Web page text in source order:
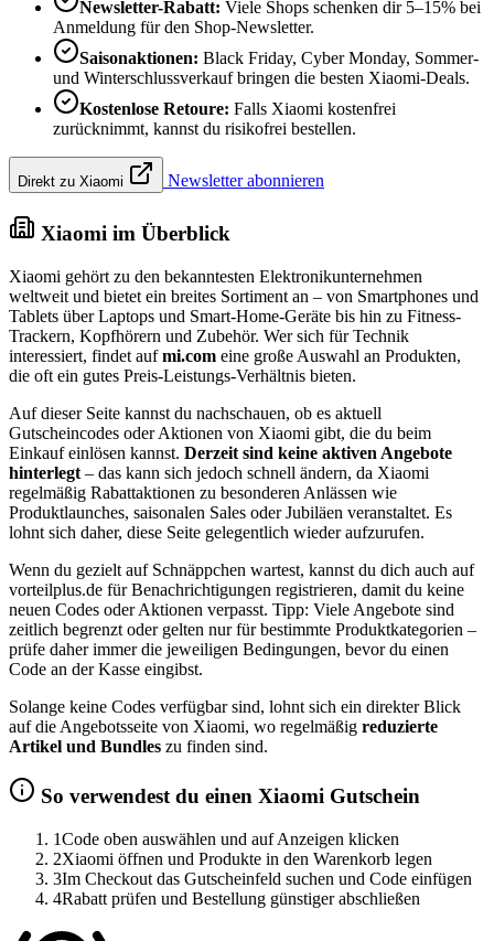
Newsletter-Rabatt: Viele Shops schenken dir 5–15% bei
Anmeldung für den Shop-Newsletter.
Saisonaktionen: Black Friday, Cyber Monday, Sommer-
und Winterschlussverkauf bringen die besten Xiaomi-Deals.
Kostenlose Retoure: Falls Xiaomi kostenfrei
zurücknimmt, kannst du risikofrei bestellen.
Direkt zu Xiaomi Newsletter abonnieren
Xiaomi im Überblick
Xiaomi gehört zu den bekanntesten Elektronikunternehmen
weltweit und bietet ein breites Sortiment an – von Smartphones und
Tablets über Laptops und Smart-Home-Geräte bis hin zu Fitness-
Trackern, Kopfhörern und Zubehör. Wer sich für Technik
interessiert, findet aufmi.com eine große Auswahl an Produkten,
die oft ein gutes Preis-Leistungs-Verhältnis bieten.
Auf dieser Seite kannst du nachschauen, ob es aktuell
Gutscheincodes oder Aktionen von Xiaomi gibt, die du beim
Einkauf einlösen kannst. Derzeit sind keine aktiven Angebote
hinterlegt – das kann sich jedoch schnell ändern, da Xiaomi
regelmäßig Rabattaktionen zu besonderen Anlässen wie
Produktlaunches, saisonalen Sales oder Jubiläen veranstaltet. Es
lohnt sich daher, diese Seite gelegentlich wieder aufzurufen.
Wenn du gezielt auf Schnäppchen wartest, kannst du dich auch auf
vorteilplus.de für Benachrichtigungen registrieren, damit du keine
neuen Codes oder Aktionen verpasst. Tipp: Viele Angebote sind
zeitlich begrenzt oder gelten nur für bestimmte Produktkategorien –
prüfe daher immer die jeweiligen Bedingungen, bevor du einen
Code an der Kasse eingibst.
Solange keine Codes verfügbar sind, lohnt sich ein direkter Blick
auf die Angebotsseite von Xiaomi, wo regelmäßig reduzierte
Artikel und Bundles zu finden sind.
So verwendest du einen Xiaomi Gutschein
1Code oben auswählen und auf Anzeigen klicken
2Xiaomi öffnen und Produkte in den Warenkorb legen
3Im Checkout das Gutscheinfeld suchen und Code einfügen
4Rabatt prüfen und Bestellung günstiger abschließen